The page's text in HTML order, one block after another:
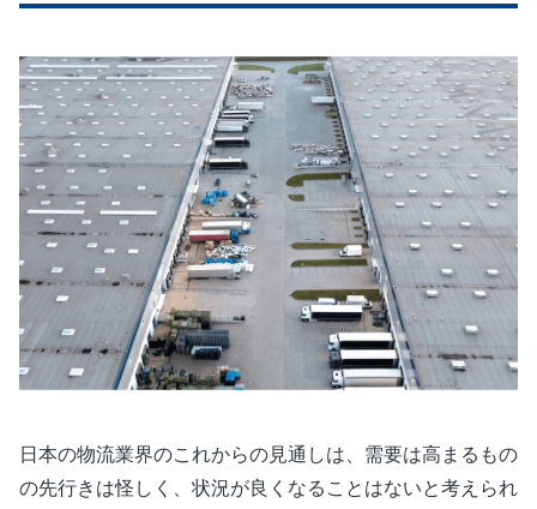
日本の物流業界のこれからの見通しは、需要は高まるもの
の先行きは怪しく、状況が良くなることはないと考えられ